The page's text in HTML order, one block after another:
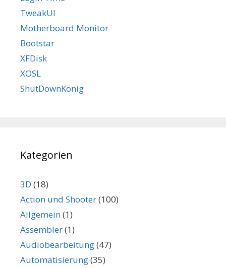
TweakUI
Motherboard Monitor
Bootstar
XFDisk
XOSL
ShutDownKönig
Kategorien
3D (18)
Action und Shooter(100)
Allgemein(1)
Assembler(1)
Audiobearbeitung(47)
Automatisierung(35)